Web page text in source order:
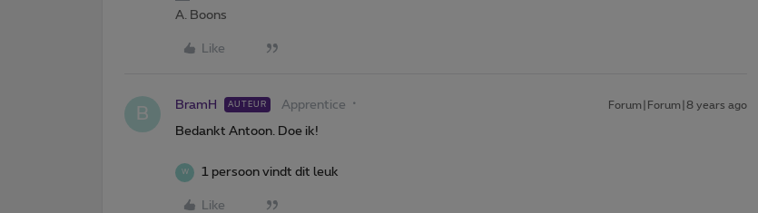
A. Boons
Like
B BramH AUTEUR Apprentice Forum|Forum|8 years ago
Bedankt Antoon. Doe ik!
W 1 persoon vindt dit leuk
Like